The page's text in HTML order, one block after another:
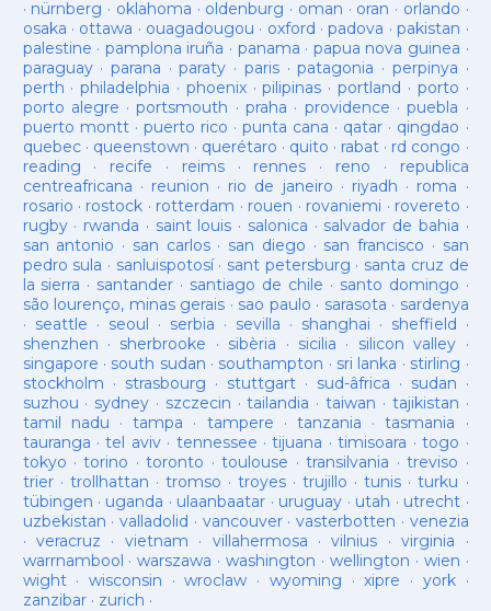
· nürnberg · oklahoma · oldenburg · oman · oran · orlando ·
osaka · ottawa · ouagadougou · oxford ·padova ·pakistan ·
palestine · pamplona iruña · panama · papua nova guinea ·
paraguay· parana ·paraty · paris·patagonia · perpinya ·
perth ·philadelphia · phoenix·pilipinas ·portland · porto ·
porto alegre ·portsmouth ·praha · providence ·puebla ·
puerto montt· puerto rico ·punta cana · qatar · qingdao ·
quebec· queenstown · querétaro · quito · rabat · rd congo ·
reading · recife · reims· rennes · reno · republica
centreafricana · reunion · rio de janeiro · riyadh · roma ·
rosario · rostock · rotterdam · rouen · rovaniemi · rovereto ·
rugby· rwanda · saint louis · salonica · salvador de bahia ·
san antonio · san carlos· san diego · san francisco · san
pedro sula · sanluispotosí· sant petersburg · santa cruz de
la sierra · santander · santiago de chile · santo domingo ·
são lourenço, minas gerais · sao paulo · sarasota · sardenya
· seattle · seoul · serbia · sevilla · shanghai · sheffield ·
shenzhen · sherbrooke · sibèria · sicilia · silicon valley ·
singapore · south sudan · southampton · sri lanka · stirling ·
stockholm · strasbourg · stuttgart· sud-âfrica · sudan ·
suzhou · sydney · szczecin ·tailandia ·taiwan · tajikistan ·
tamil nadu ·tampa · tampere · tanzania ·tasmania ·
tauranga ·tel aviv· tennessee ·tijuana ·timisoara ·togo ·
tokyo ·torino ·toronto ·toulouse ·transilvania ·treviso ·
trier· trollhattan · tromso · troyes·trujillo ·tunis ·turku ·
tübingen · uganda · ulaanbaatar · uruguay · utah · utrecht ·
uzbekistan · valladolid · vancouver· vasterbotten · venezia
· veracruz · vietnam · villahermosa ·vilnius ·virginia ·
warrnambool ·warszawa ·washington · wellington · wien ·
wight· wisconsin ·wroclaw · wyoming ·xipre · york·
zanzibar· zurich ·